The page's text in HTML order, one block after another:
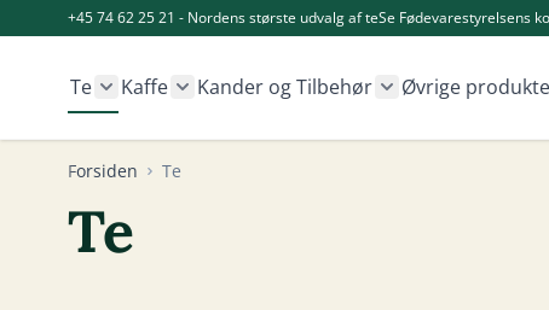
Skip to Content+45 74 62 25 21 - Nordens største udvalg af teSe Fødevarestyrelsens
Te
Show submenu for Te category
Kaffe
Kander og Tilbehør
Show submenu
Øvrige
Forsiden Te
Te